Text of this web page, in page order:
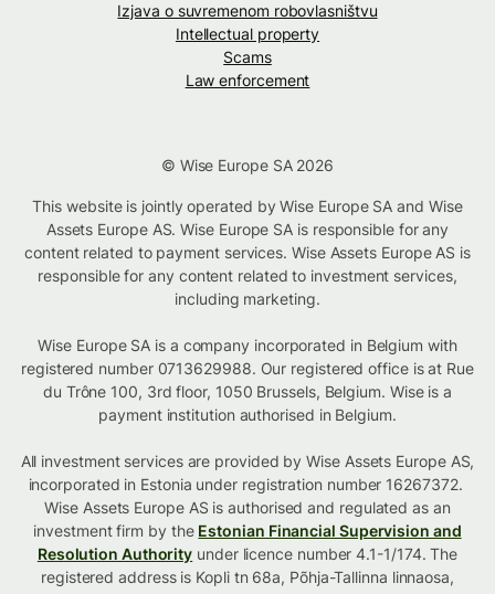
Izjava o suvremenom robovlasništvu
Intellectual property
Scams
Law enforcement
© Wise Europe SA 2026
This website is jointly operated by Wise Europe SA and Wise
Assets Europe AS. Wise Europe SA is responsible for any
content related to payment services. Wise Assets Europe AS is
responsible for any content related to investment services,
including marketing.
Wise Europe SA is a company incorporated in Belgium with
registered number 0713629988. Our registered office is at Rue
du Trône 100, 3rd floor, 1050 Brussels, Belgium. Wise is a
payment institution authorised in Belgium.
All investment services are provided by Wise Assets Europe AS,
incorporated in Estonia under registration number 16267372.
Wise Assets Europe AS is authorised and regulated as an
investment firm by the Estonian Financial Supervision and
Resolution Authority under licence number 4.1-1/174. The
registered address is Kopli tn 68a, Põhja-Tallinna linnaosa,